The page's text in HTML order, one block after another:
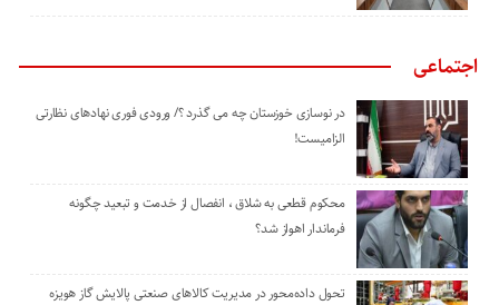
اجتماعی
در نوسازی خوزستان چه می گذرد ؟/ ورودی فوری نهادهای نظارتی
الزامیست!
محکوم قطعی به شلاق ، انفصال از خدمت و تبعید چگونه
فرماندار اهواز شد؟
تحول داده‌محور در مدیریت کالاهای صنعتی پالایش گاز هویزه